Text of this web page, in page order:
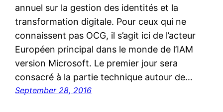
annuel sur la gestion des identités et la
transformation digitale. Pour ceux qui ne
connaissent pas OCG, il s’agit ici de l’acteur
Européen principal dans le monde de l’IAM
version Microsoft. Le premier jour sera
consacré à la partie technique autour de…
September 28, 2016